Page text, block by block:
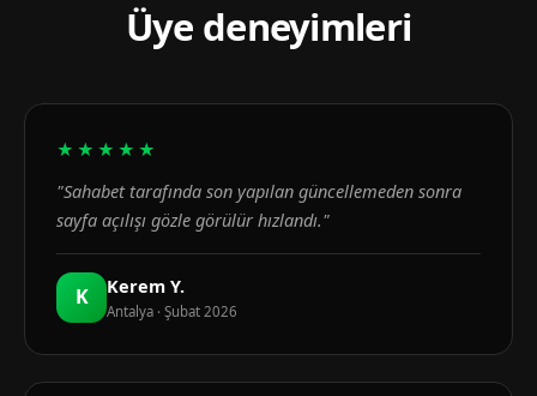
Üye deneyimleri
★★★★★
"Sahabet tarafında son yapılan güncellemeden sonra
sayfa açılışı gözle görülür hızlandı."
K Kerem Y.
Antalya · Şubat 2026